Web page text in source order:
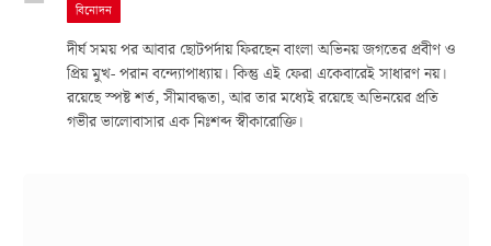
বিনোদন
দীর্ঘ সময় পর আবার ছোটপর্দায় ফিরছেন বাংলা অভিনয় জগতের প্রবীণ ও
প্রিয় মুখ- পরান বন্দ্যোপাধ্যায়। কিন্তু এই ফেরা একেবারেই সাধারণ নয়।
রয়েছে স্পষ্ট শর্ত, সীমাবদ্ধতা, আর তার মধ্যেই রয়েছে অভিনয়ের প্রতি
গভীর ভালোবাসার এক নিঃশব্দ স্বীকারোক্তি।